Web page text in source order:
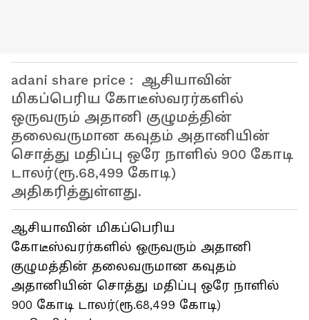
adani share price : ஆசியாவின்
மிகப்பெரிய கோடீஸ்வரர்களில்
ஒருவரும் அதானி குழுமத்தின்
தலைவருமான கவுதம் அதானியின்
சொத்து மதிப்பு ஒரே நாளில் 900 கோடி
டாலர்(ரூ.68,499 கோடி)
அதிகரித்துள்ளது.
ஆசியாவின் மிகப்பெரிய
கோடீஸ்வரர்களில் ஒருவரும் அதானி
குழுமத்தின் தலைவருமான கவுதம்
அதானியின் சொத்து மதிப்பு ஒரே நாளில்
900 கோடி டாலர்(ரூ.68,499 கோடி)